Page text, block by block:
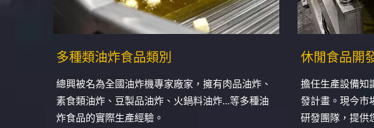
多種類油炸食品類別
總興被名為全國油炸機專家廠家，擁有肉品油炸、
素食類油炸、豆製品油炸、火鍋料油炸…等多種油
炸食品的實際生產經驗。
休閒食品開
擔任生產設備知
發計畫。現今市
研發團隊，提供